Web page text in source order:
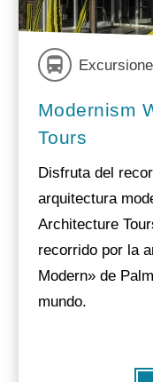
Modernism
Tours
Disfruta del
arquitectura
Architecture
recorrido por la
Modern» de
mundo.